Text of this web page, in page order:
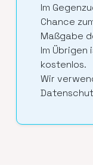
Im
Chance
Maßgabe
Im Übrigen
kostenlos.
Wir